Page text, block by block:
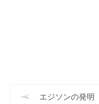
エジソンの発明